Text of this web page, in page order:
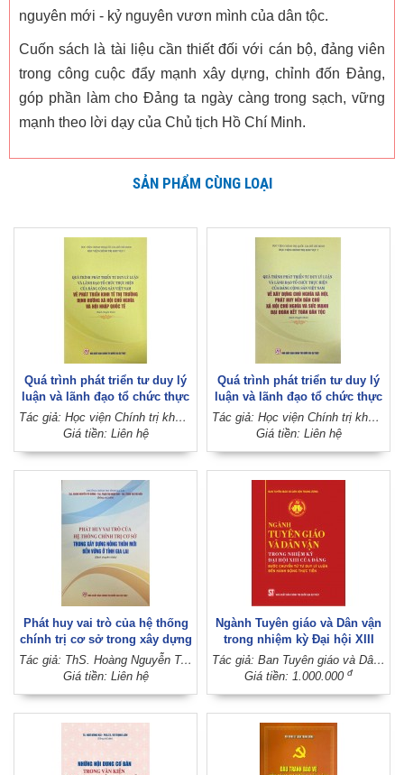
nguyên mới - kỷ nguyên vươn mình của dân tộc.
Cuốn sách là tài liệu cần thiết đối với cán bộ, đảng viên
trong công cuộc đẩy mạnh xây dựng, chỉnh đốn Đảng,
góp phần làm cho Đảng ta ngày càng trong sạch, vững
mạnh theo lời dạy của Chủ tịch Hồ Chí Minh.
SẢN PHẨM CÙNG LOẠI
Quá trình phát triển tư duy lý
luận và lãnh đạo tổ chức thực
hiện của Đảng Cộng sản Việt
Nam về phát triển kinh tế thị
nghĩa và hội nhập quốc tế
(Sách chuyên khảo)
Tác giả: Học viện Chính trị khu vực I (Học viện Chính trị quốc gia Hồ Chí Minh)
Giá tiền: Liên hệ
Quá trình phát triển tư duy lý
luận và lãnh đạo tổ chức thực
hiện của Đảng Cộng sản Việt
Nam về xây dựng chủ nghĩa xã
hội chủ nghĩa và sức mạnh
đại đoàn kết toàn dân tộc
(Sách chuyên khảo)
Tác giả: Học viện Chính trị khu vực I (Học viện Chính trị quốc gia Hồ Chí Minh)
Giá tiền: Liên hệ
Phát huy vai trò của hệ thống
chính trị cơ sở trong xây dựng
nông thôn mới bền vững ở
tỉnh Gia Lai (Sách chuyên
Tác giả: ThS. Hoàng Nguyễn Trí Dương - ThS. Phạm Thị Nhâm Anh - ThS. Trịnh Thị Thu Hiền (Đồng chủ biên)
Giá tiền: Liên hệ
Ngành Tuyên giáo và Dân vận
trong nhiệm kỳ Đại hội XIII
của Đảng: Bước chuyển từ tư
duy lý luận đến hành động
Tác giả: Ban Tuyên giáo và Dân vận Trung ương
Giá tiền: 1.000.000 đ